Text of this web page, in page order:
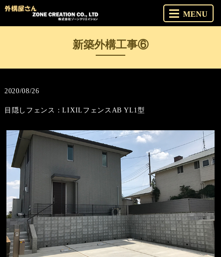
MENU
新築外構工事⑥
2020/08/26
目隠しフェンス：LIXILフェンスAB YL1型